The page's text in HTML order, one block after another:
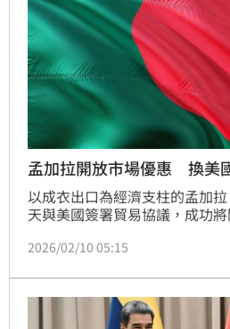
孟加拉開放市場優惠 換美
以成衣出口為經濟支柱的孟加
天與美國簽署貿易協議，成功
稅的待遇。
2026/02/10 05:15